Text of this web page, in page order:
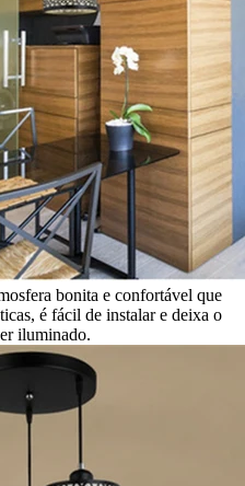
bonita e confortável que
é fácil de instalar e deixa o
iluminado.